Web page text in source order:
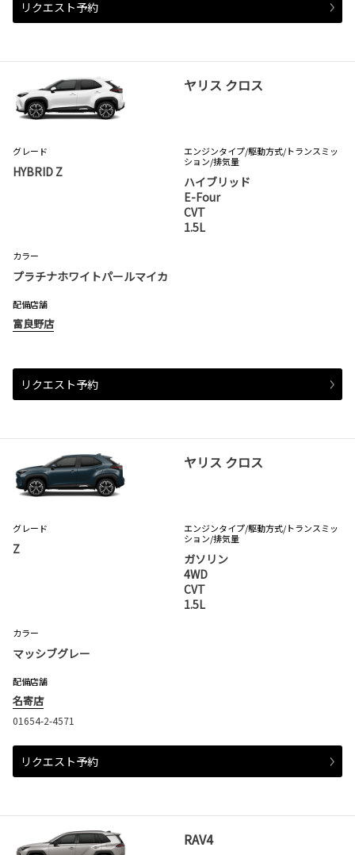
リクエスト予約
ヤリス クロス
グレード
HYBRID Z
エンジンタイプ/駆動方式/トランスミッ
ション/排気量
ハイブリッド
E-Four
CVT
1.5L
カラー
プラチナホワイトパールマイカ
配備店舗
富良野店
リクエスト予約
ヤリス クロス
グレード
Z
エンジンタイプ/駆動方式/トランスミッ
ション/排気量
ガソリン
4WD
CVT
1.5L
カラー
マッシブグレー
配備店舗
名寄店
01654-2-4571
リクエスト予約
RAV4